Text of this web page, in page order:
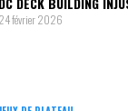
24 février 2026